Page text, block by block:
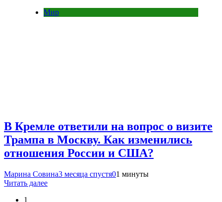
Мир
В Кремле ответили на вопрос о визите
Трампа в Москву. Как изменились
отношения России и США?
Марина Совина3 месяца спустя01 минуты
Читать далее
1